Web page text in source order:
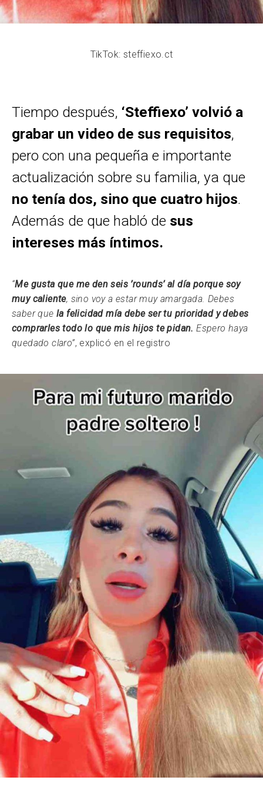
TikTok: steffiexo.ct
Tiempo después, ‘Steffiexo’ volvió a
grabar un video de sus requisitos,
pero con una pequeña e importante
actualización sobre su familia, ya que
no tenía dos, sino que cuatro hijos.
Además de que habló de sus
intereses más íntimos.
“Me gusta que me den seis ’rounds’ al día porque soy
muy caliente, sino voy a estar muy amargada. Debes
saber quela felicidad mía debe ser tu prioridad y debes
comprarles todo lo que mis hijos te pidan. Espero haya
quedado claro”, explicó en el registro